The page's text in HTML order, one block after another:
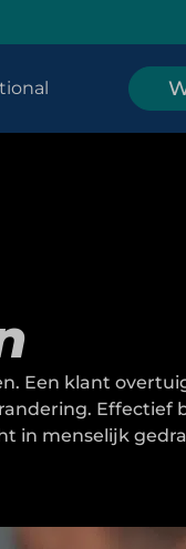
Een klant
Effectief
in menselijk